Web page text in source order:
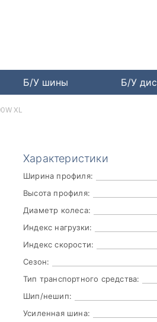
Б/У шины Б/У
Характеристики
Ширина профиля:
Высота профиля:
Диаметр колеса:
Индекс нагрузки:
Индекс скорости:
Сезон:
Тип транспортного средства:
Шип/нешип:
Усиленная шина:
XL